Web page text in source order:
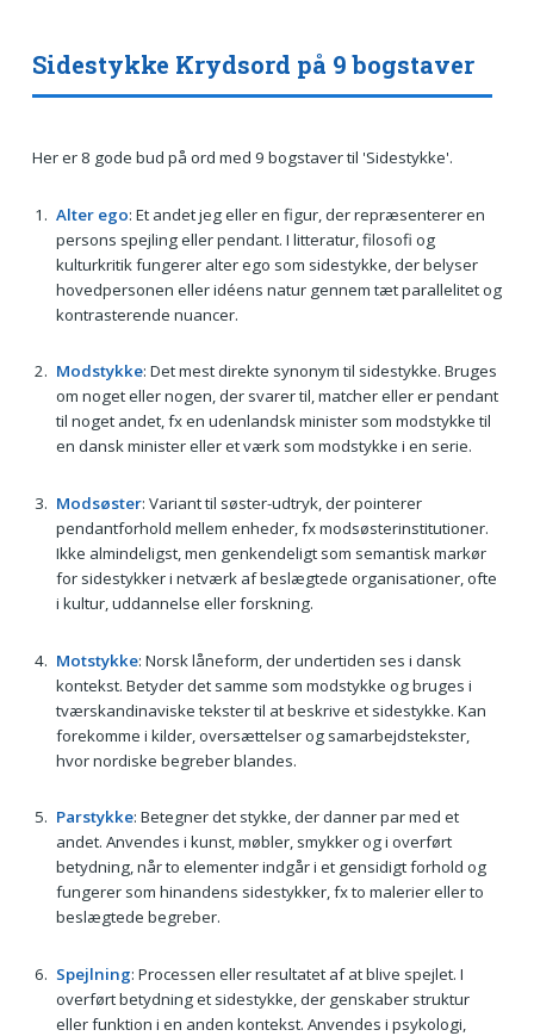
Sidestykke Krydsord på 9 bogstaver
Her er 8 gode bud på ord med 9 bogstaver til 'Sidestykke'.
Alter ego: Et andet jeg eller en figur, der repræsenterer en
persons spejling eller pendant. I litteratur, filosofi og
kulturkritik fungerer alter ego som sidestykke, der belyser
hovedpersonen eller idéens natur gennem tæt parallelitet og
kontrasterende nuancer.
Modstykke: Det mest direkte synonym til sidestykke. Bruges
om noget eller nogen, der svarer til, matcher eller er pendant
til noget andet, fx en udenlandsk minister som modstykke til
en dansk minister eller et værk som modstykke i en serie.
Modsøster: Variant til søster-udtryk, der pointerer
pendantforhold mellem enheder, fx modsøsterinstitutioner.
Ikke almindeligst, men genkendeligt som semantisk markør
for sidestykker i netværk af beslægtede organisationer, ofte
i kultur, uddannelse eller forskning.
Motstykke: Norsk låneform, der undertiden ses i dansk
kontekst. Betyder det samme som modstykke og bruges i
tværskandinaviske tekster til at beskrive et sidestykke. Kan
forekomme i kilder, oversættelser og samarbejdstekster,
hvor nordiske begreber blandes.
Parstykke: Betegner det stykke, der danner par med et
andet. Anvendes i kunst, møbler, smykker og i overført
betydning, når to elementer indgår i et gensidigt forhold og
fungerer som hinandens sidestykker, fx to malerier eller to
beslægtede begreber.
Spejlning: Processen eller resultatet af at blive spejlet. I
overført betydning et sidestykke, der genskaber struktur
eller funktion i en anden kontekst. Anvendes i psykologi,